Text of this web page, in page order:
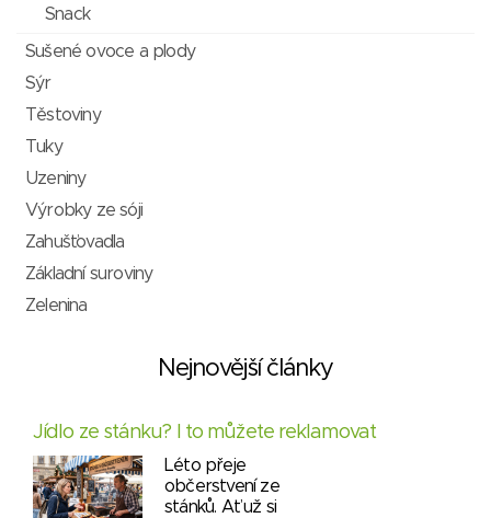
Snack
Sušené ovoce a plody
Sýr
Těstoviny
Tuky
Uzeniny
Výrobky ze sóji
Zahušťovadla
Základní suroviny
Zelenina
Nejnovější články
Jídlo ze stánku? I to můžete reklamovat
Léto přeje
občerstvení ze
stánků. Ať už si